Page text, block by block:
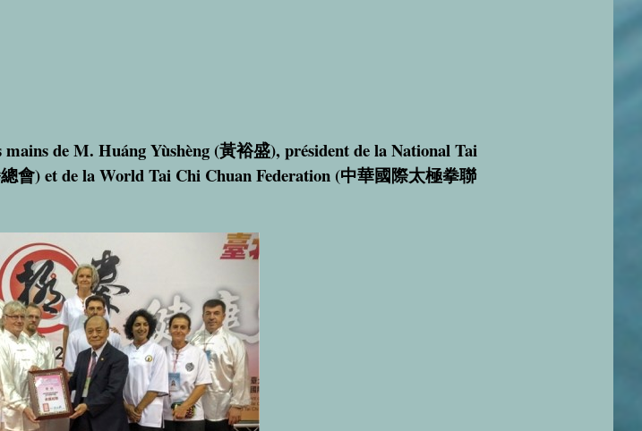
de M. Huáng Yùshèng (黃裕盛), présidentde la National Tai
會)et de la World Tai Chi Chuan Federation (中華國際太極拳聯